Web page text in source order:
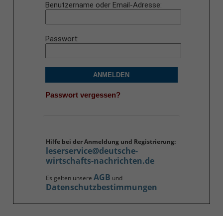
Benutzername oder Email-Adresse
Passwort
ANMELDEN
Passwort vergessen?
Hilfe bei der Anmeldung und Registrierung:
leserservice@deutsche-
wirtschafts-nachrichten.de
Es gelten unsere AGB und
Datenschutzbestimmungen